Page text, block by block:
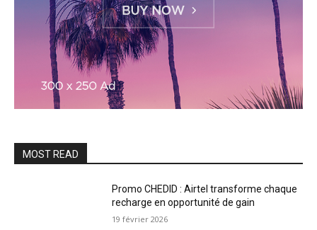
MOST READ
Promo CHEDID : Airtel transforme chaque
recharge en opportunité de gain
19 février 2026